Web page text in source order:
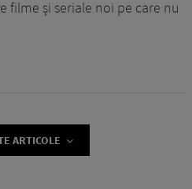
filme și seriale noi pe care nu
ARTICOLE